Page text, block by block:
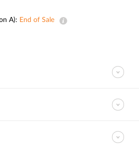
A): End of Sale